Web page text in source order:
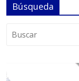
Búsqueda